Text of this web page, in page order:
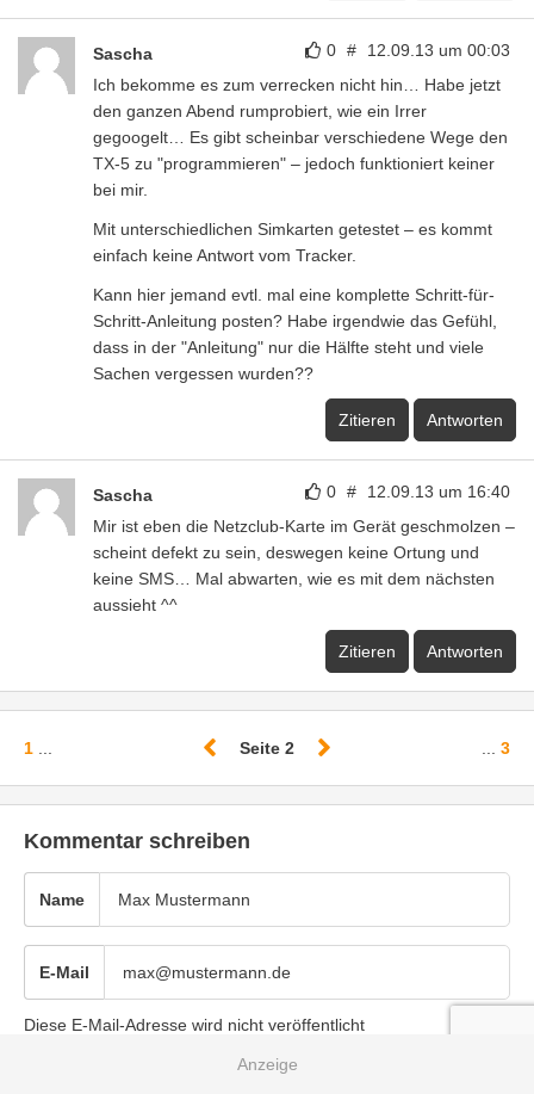
0 # 12.09.13 um 00:03
Sascha
Ich bekomme es zum verrecken nicht hin… Habe jetzt
den ganzen Abend rumprobiert, wie ein Irrer
gegoogelt… Es gibt scheinbar verschiedene Wege den
TX-5 zu "programmieren" – jedoch funktioniert keiner
bei mir.
Mit unterschiedlichen Simkarten getestet – es kommt
einfach keine Antwort vom Tracker.
Kann hier jemand evtl. mal eine komplette Schritt-für-
Schritt-Anleitung posten? Habe irgendwie das Gefühl,
dass in der "Anleitung" nur die Hälfte steht und viele
Sachen vergessen wurden??
Zitieren Antworten
0 # 12.09.13 um 16:40
Sascha
Mir ist eben die Netzclub-Karte im Gerät geschmolzen –
scheint defekt zu sein, deswegen keine Ortung und
keine SMS… Mal abwarten, wie es mit dem nächsten
aussieht ^^
Zitieren Antworten
1 ... ... 3
Seite 2
Kommentar schreiben
Name
E-Mail
Diese E-Mail-Adresse wird nicht veröffentlicht